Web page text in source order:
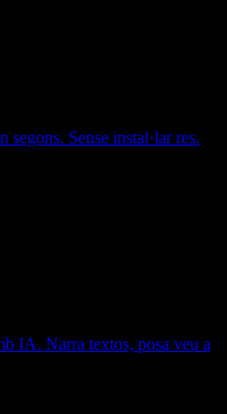
segons. Sense instal·lar res.
IA. Narra textos, posa veu a